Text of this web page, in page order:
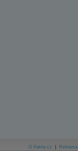
O Patria.cz Reklama